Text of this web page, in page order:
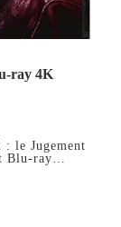
ray 4K
le Jugement
Blu-ray…